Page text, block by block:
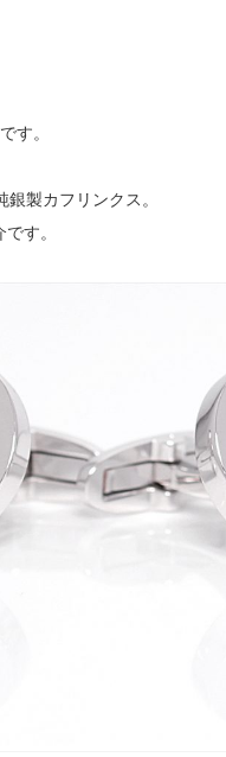
す。
製カフリンクス。
す。